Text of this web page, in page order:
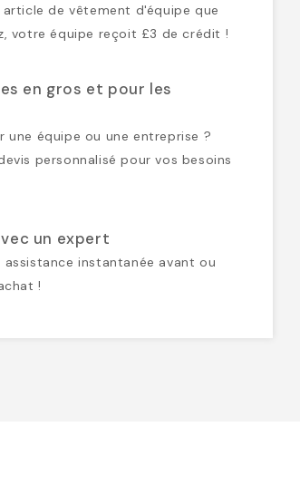
article de vêtement d'équipe que
votre équipe reçoit £3 de crédit !
en gros et pour les
une équipe ou une entreprise ?
personnalisé pour vos besoins
un expert
assistance instantanée avant ou
!